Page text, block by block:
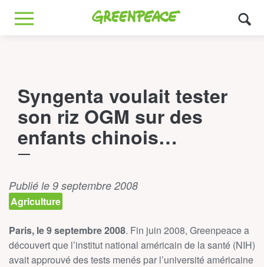
Greenpeace
MENU
Syngenta voulait tester
son riz OGM sur des
enfants chinois…
Publié le 9 septembre 2008
Agriculture
Paris, le 9 septembre 2008. Fin juin 2008, Greenpeace a
découvert que l’institut national américain de la santé (NIH)
avait approuvé des tests menés par l’université américaine